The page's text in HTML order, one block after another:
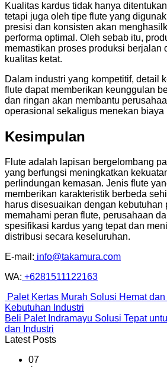
Kualitas kardus tidak hanya
tetapi juga oleh tipe flute yang
presisi dan konsisten akan
performa optimal. Oleh sebab itu,
memastikan proses produksi berjalan
kualitas ketat.
Dalam industri yang kompetitif, detail
flute dapat memberikan keunggulan
dan ringan akan membantu
operasional sekaligus menekan biaya
Kesimpulan
Flute adalah lapisan bergelombang
yang berfungsi meningkatkan
perlindungan kemasan. Jenis flute
memberikan karakteristik berbeda
harus disesuaikan dengan kebutuhan
memahami peran flute, perusahaan
spesifikasi kardus yang tepat dan
distribusi secara keseluruhan.
E-mail: info@takamura.com
WA: +6281511122163
Palet Kertas Murah Solusi Hemat
Kebutuhan Industri
Beli Palet Indramayu Solusi Tepat
dan Industri
Latest Posts
07